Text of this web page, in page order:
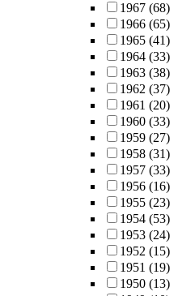
1967 (68)
1966 (65)
1965 (41)
1964 (33)
1963 (38)
1962 (37)
1961 (20)
1960 (33)
1959 (27)
1958 (31)
1957 (33)
1956 (16)
1955 (23)
1954 (53)
1953 (24)
1952 (15)
1951 (19)
1950 (13)